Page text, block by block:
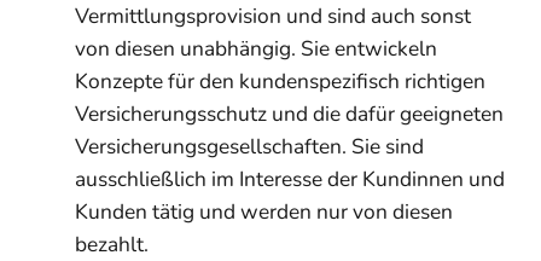
Vermittlungsprovision und sind auch sonst
von diesen unabhängig. Sie entwickeln
Konzepte für den kundenspezifisch richtigen
Versicherungsschutz und die dafür geeigneten
Versicherungsgesellschaften. Sie sind
ausschließlich im Interesse der Kundinnen und
Kunden tätig und werden nur von diesen
bezahlt.